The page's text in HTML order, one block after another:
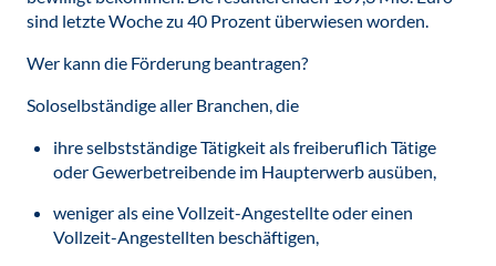
sind letzte Woche zu 40 Prozent überwiesen worden.
Wer kann die Förderung beantragen?
Soloselbständige aller Branchen, die
ihre selbstständige Tätigkeit als freiberuflich Tätige
oder Gewerbetreibende im Haupterwerb ausüben,
weniger als eine Vollzeit-Angestellte oder einen
Vollzeit-Angestellten beschäftigen,